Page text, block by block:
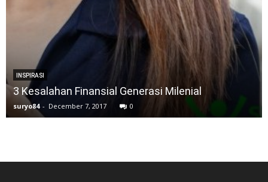
INSPIRASI
3 Kesalahan Finansial Generasi Milenial
suryo84 - December 7, 2017 0